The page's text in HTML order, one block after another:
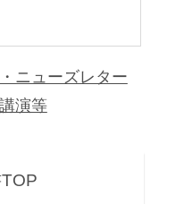
ニューズレター
演等